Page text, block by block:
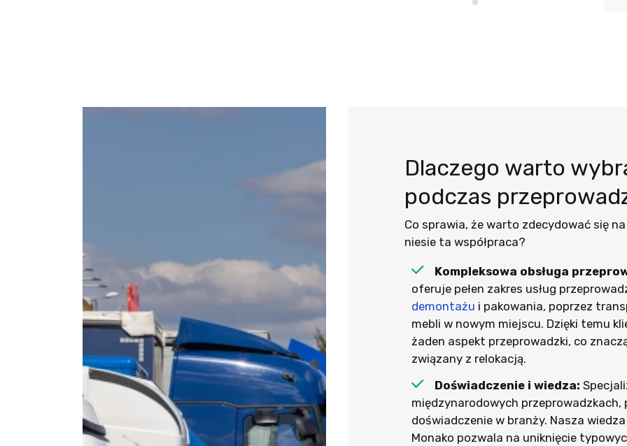
Dlaczego warto
podczas
Co sprawia, że warto zdecydować się
niesie ta współpraca?
Kompleksowa obsługa
oferuje pełen zakres usług
demontażu i pakowania, poprzez
mebli w nowym miejscu. Dzięki temu
żaden aspekt przeprowadzki, co
związany z relokacją.
Doświadczenie i wiedza:
międzynarodowych
doświadczenie w branży. Nasza
Monako pozwala na uniknięcie